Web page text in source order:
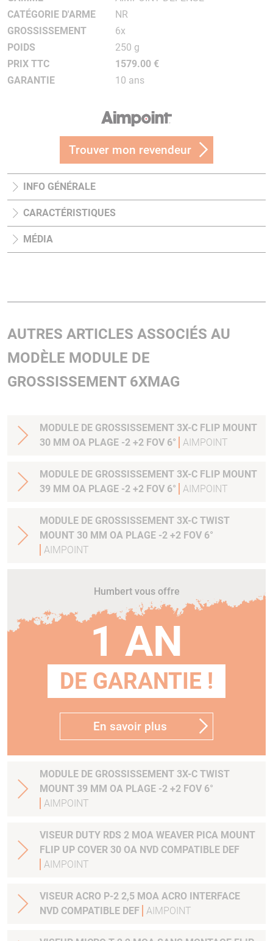
CATÉGORIE D'ARME
NR
GROSSISSEMENT
6x
POIDS
250 g
PRIX TTC
1579.00 €
GARANTIE
10 ans
Trouver mon revendeur
INFO GÉNÉRALE
CARACTÉRISTIQUES
MÉDIA
AUTRES ARTICLES ASSOCIÉS AU
MODÈLE MODULE DE
GROSSISSEMENT 6XMAG
MODULE DE GROSSISSEMENT 3X-C FLIP MOUNT
30 MM OA PLAGE -2 +2 FOV 6°
AIMPOINT
MODULE DE GROSSISSEMENT 3X-C FLIP MOUNT
39 MM OA PLAGE -2 +2 FOV 6°
AIMPOINT
MODULE DE GROSSISSEMENT 3X-C TWIST
MOUNT 30 MM OA PLAGE -2 +2 FOV 6°
AIMPOINT
Humbert vous offre
1 AN
DE GARANTIE !
En savoir plus
MODULE DE GROSSISSEMENT 3X-C TWIST
MOUNT 39 MM OA PLAGE -2 +2 FOV 6°
AIMPOINT
VISEUR DUTY RDS 2 MOA WEAVER PICA MOUNT
FLIP UP COVER 30 OA NVD COMPATIBLE DEF
AIMPOINT
VISEUR ACRO P-2 2,5 MOA ACRO INTERFACE
NVD COMPATIBLE DEF AIMPOINT